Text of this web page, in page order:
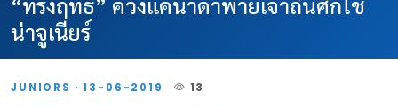
น่าจูเนียร์
JUNIORS · 13-06-2019 13